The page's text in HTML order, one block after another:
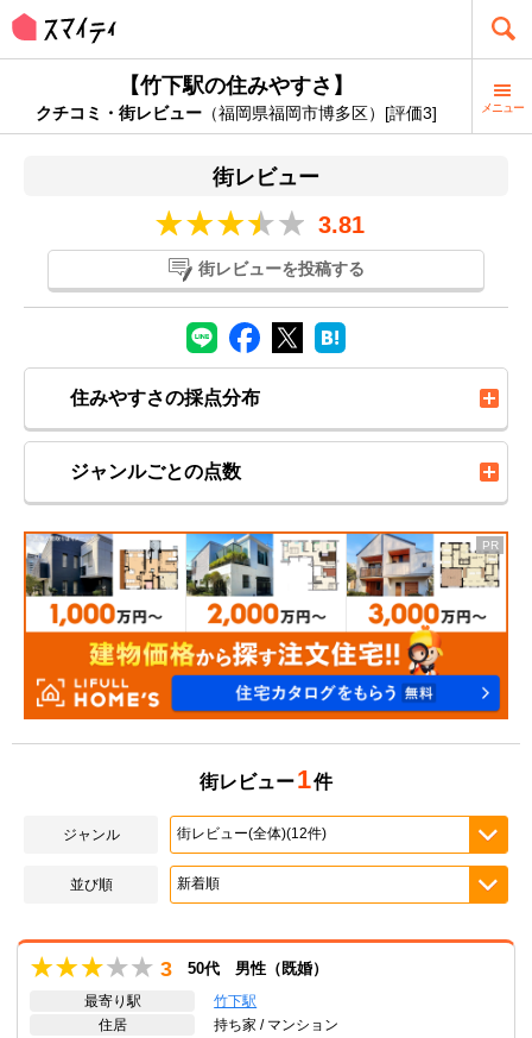
【竹下駅の住みやすさ】
クチコミ・街レビュー（福岡県福岡市博多区）[評価3] メニュー
街レビュー
3.81
街レビューを投稿する
住みやすさの採点分布
ジャンルごとの点数
街レビュー1件
ジャンル
並び順
3 50代 男性（既婚）
最寄り駅
竹下駅
住居
持ち家 / マンション